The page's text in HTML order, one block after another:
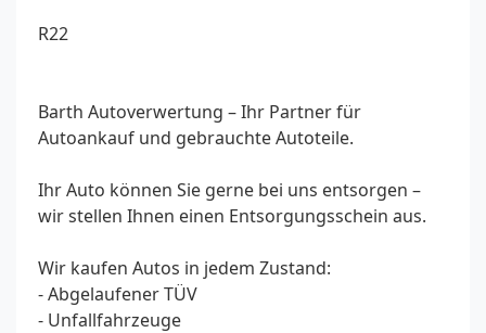
R22
Barth Autoverwertung – Ihr Partner für
Autoankauf und gebrauchte Autoteile.
Ihr Auto können Sie gerne bei uns entsorgen –
wir stellen Ihnen einen Entsorgungsschein aus.
Wir kaufen Autos in jedem Zustand:
- Abgelaufener TÜV
- Unfallfahrzeuge